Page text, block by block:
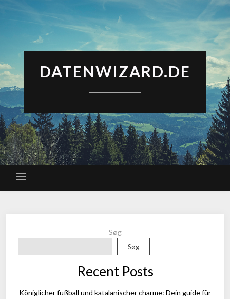
DATENWIZARD.DE
Søg
Søg
Recent Posts
Königlicher fußball und katalanischer charme: Dein guide für